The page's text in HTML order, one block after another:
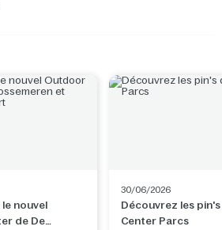
nouvel
de De
30/06/2026
Découvrez les
Center Parcs